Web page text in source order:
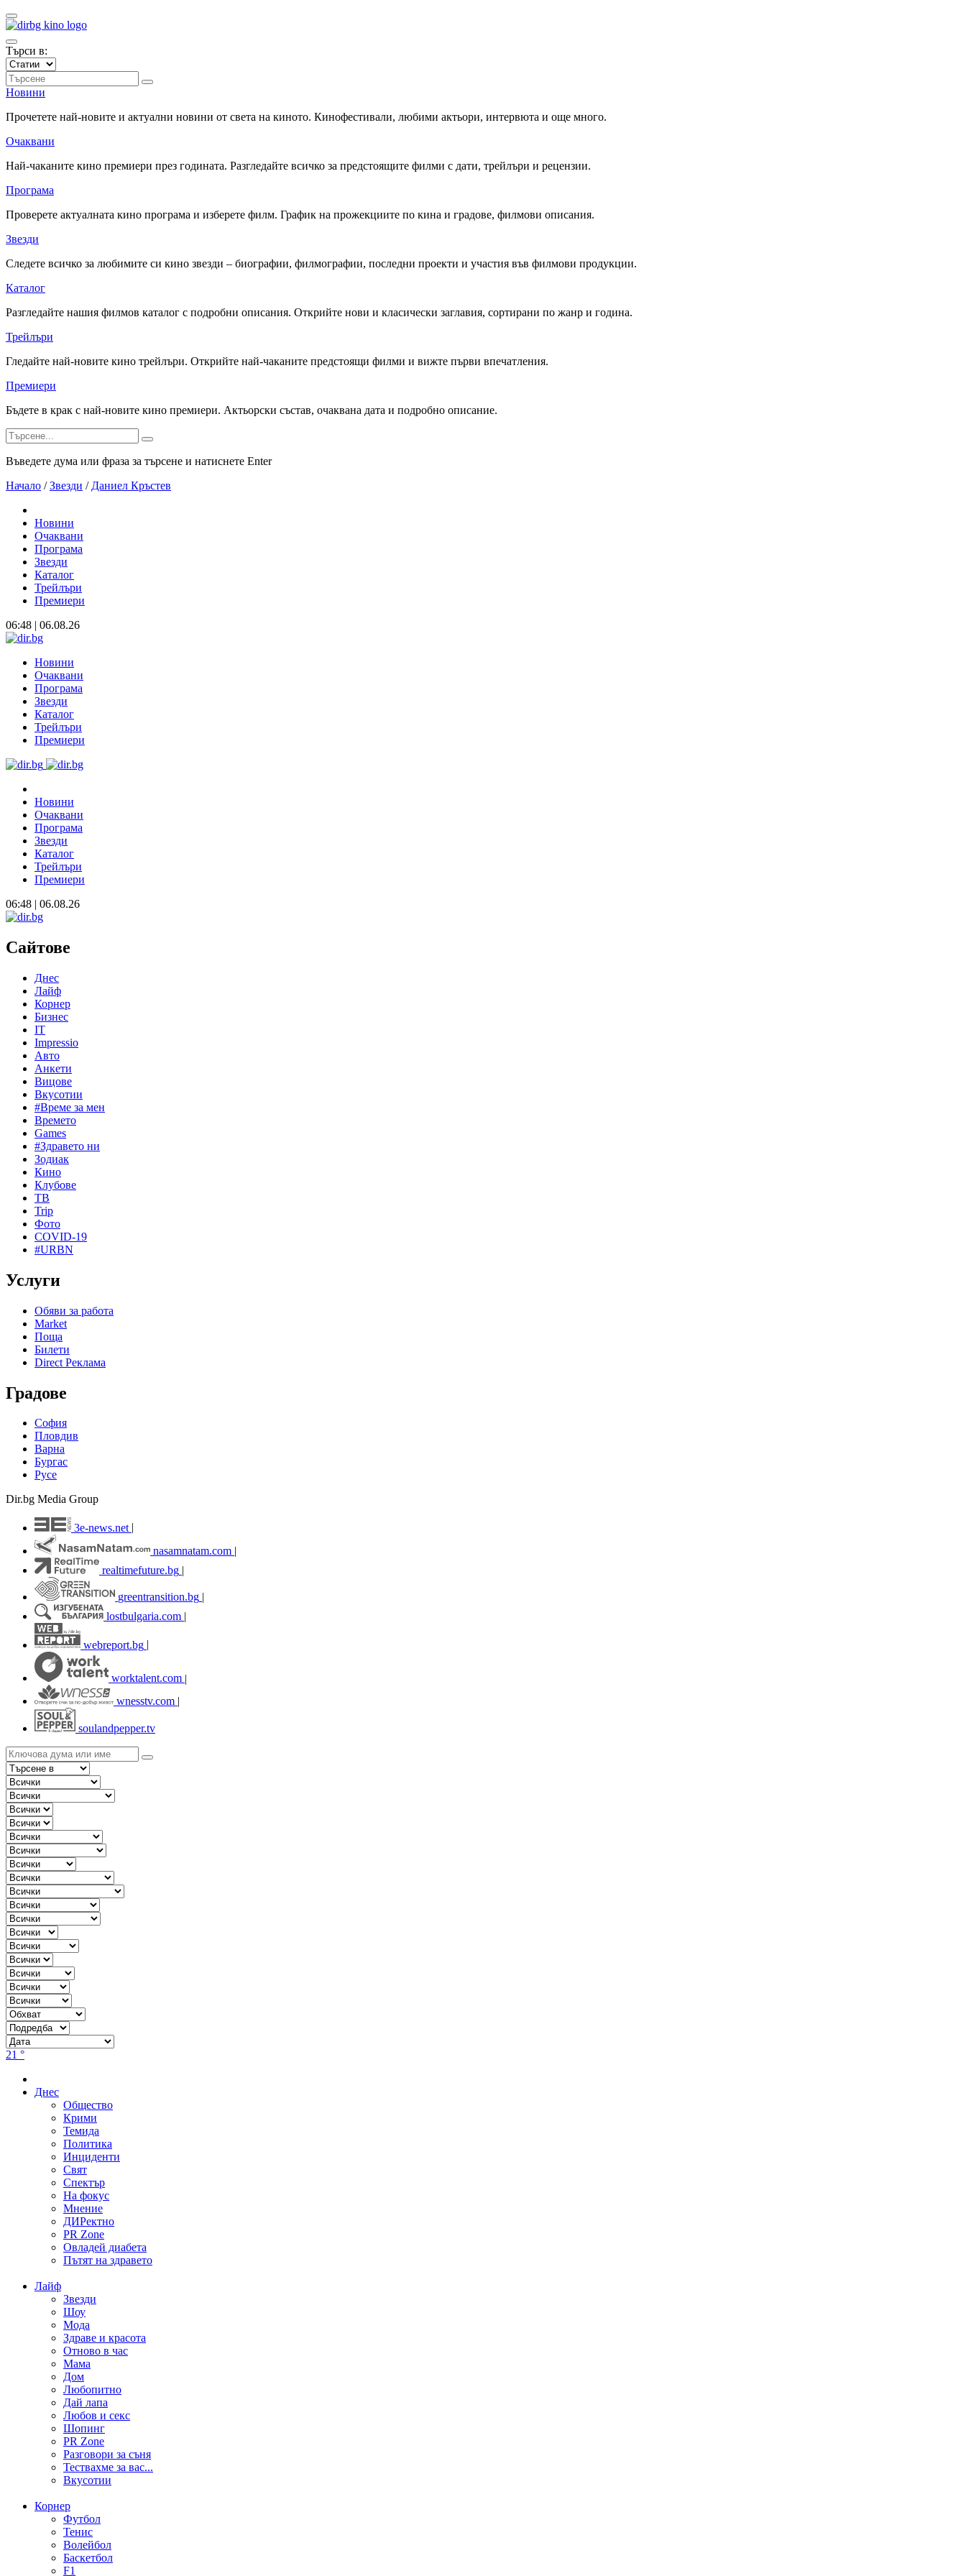
Търси в:
Новини
Прочетете най-новите и актуални новини от света на киното. Кинофестивали, любими актьори, интервюта и още много.
Очаквани
Най-чаканите кино премиери през годината. Разгледайте всичко за предстоящите филми с дати, трейлъри и рецензии.
Програма
Проверете актуалната кино програма и изберете филм. График на прожекциите по кина и градове, филмови описания.
Звезди
Следете всичко за любимите си кино звезди – биографии, филмографии, последни проекти и участия във филмови продукции.
Каталог
Разгледайте нашия филмов каталог с подробни описания. Открийте нови и класически заглавия, сортирани по жанр и година.
Трейлъри
Гледайте най-новите кино трейлъри. Открийте най-чаканите предстоящи филми и вижте първи впечатления.
Премиери
Бъдете в крак с най-новите кино премиери. Актьорски състав, очаквана дата и подробно описание.
Въведете дума или фраза за търсене и натиснете Enter
Начало / Звезди / Даниел Кръстев
Новини
Очаквани
Програма
Звезди
Каталог
Трейлъри
Премиери
06:48 | 06.08.26
Новини
Очаквани
Програма
Звезди
Каталог
Трейлъри
Премиери
Новини
Очаквани
Програма
Звезди
Каталог
Трейлъри
Премиери
06:48 | 06.08.26
Сайтове
Днес
Лайф
Корнер
Бизнес
IT
Impressio
Авто
Анкети
Вицове
Вкусотии
#Време за мен
Времето
Games
#Здравето ни
Зодиак
Кино
Клубове
ТВ
Trip
Фото
COVID-19
#URBN
Услуги
Обяви за работа
Market
Поща
Билети
Direct Реклама
Градове
София
Пловдив
Варна
Бургас
Русе
Dir.bg Media Group
3e-news.net
nasamnatam.com |
realtimefuture.bg |
greentransition.bg |
lostbulgaria.com |
webreport.bg
worktalent.com |
wnesstv.com |
soulandpepper.tv
21 °
Днес
Общество
Крими
Темида
Политика
Инциденти
Свят
Спектър
На фокус
Мнение
ДИРектно
PR Zone
Овладей диабета
Пътят на здравето
Лайф
Звезди
Шоу
Мода
Здраве и красота
Отново в час
Мама
Дом
Любопитно
Дай лапа
Любов и секс
Шопинг
PR Zone
Разговори за съня
Тествахме за вас...
Вкусотии
Корнер
Футбол
Тенис
Волейбол
Баскетбол
F1